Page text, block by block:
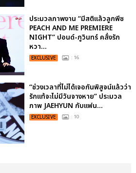
ประมวลภาพงาน “มีสติแล้วลูกพีช
PEACH AND ME PREMIERE
NIGHT” ปอนด์-ภูวินทร์ คลั่งรัก
หวา...
EXCLUSIVE : 16
“ช่วงเวลาที่ไม่ได้เจอกันพิสูจน์แล้วว่า
รักแท้จะไม่มีวันจางหาย” ประมวล
ภาพ JAEHYUN กับแฟน...
EXCLUSIVE : 10